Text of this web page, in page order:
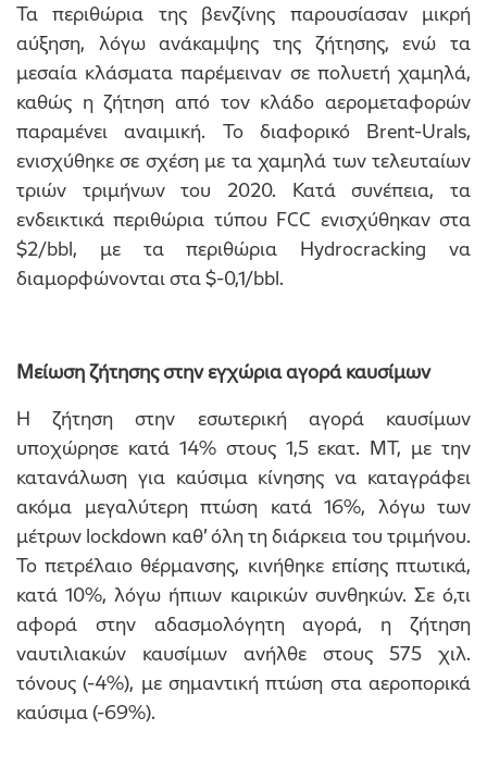
Τα περιθώρια της βενζίνης παρουσίασαν μικρή
αύξηση, λόγω ανάκαμψης της ζήτησης, ενώ τα
μεσαία κλάσματα παρέμειναν σε πολυετή χαμηλά,
καθώς η ζήτηση από τον κλάδο αερομεταφορών
παραμένει αναιμική. Το διαφορικό Brent-Urals,
ενισχύθηκε σε σχέση με τα χαμηλά των τελευταίων
τριών τριμήνων του 2020. Κατά συνέπεια, τα
ενδεικτικά περιθώρια τύπου FCC ενισχύθηκαν στα
$2/bbl, με τα περιθώρια Hydrocracking να
διαμορφώνονται στα $-0,1/bbl.
Μείωση ζήτησης στην εγχώρια αγορά καυσίμων
Η ζήτηση στην εσωτερική αγορά καυσίμων
υποχώρησε κατά 14% στους 1,5 εκατ. ΜΤ, με την
κατανάλωση για καύσιμα κίνησης να καταγράφει
ακόμα μεγαλύτερη πτώση κατά 16%, λόγω των
μέτρων lockdown καθ’ όλη τη διάρκεια του τριμήνου.
Το πετρέλαιο θέρμανσης, κινήθηκε επίσης πτωτικά,
κατά 10%, λόγω ήπιων καιρικών συνθηκών. Σε ό,τι
αφορά στην αδασμολόγητη αγορά, η ζήτηση
ναυτιλιακών καυσίμων ανήλθε στους 575 χιλ.
τόνους (-4%), με σημαντική πτώση στα αεροπορικά
καύσιμα (-69%).